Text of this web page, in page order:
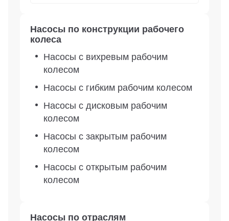
Насосы по конструкции рабочего
колеса
Насосы с вихревым рабочим
колесом
Насосы с гибким рабочим колесом
Насосы с дисковым рабочим
колесом
Насосы с закрытым рабочим
колесом
Насосы с открытым рабочим
колесом
Насосы по отраслям